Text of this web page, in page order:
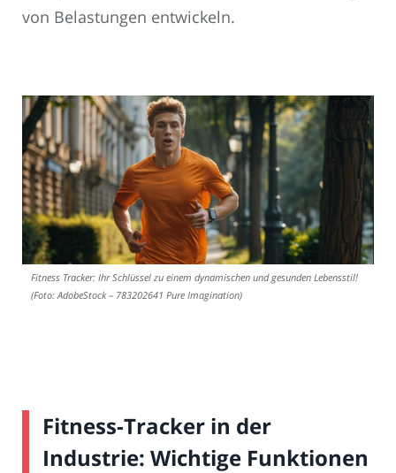
von Belastungen entwickeln.
Fitness Tracker: Ihr Schlüssel zu einem dynamischen und gesunden Lebensstil!
(Foto: AdobeStock – 783202641 Pure Imagination)
Fitness-Tracker in der
Industrie: Wichtige Funktionen